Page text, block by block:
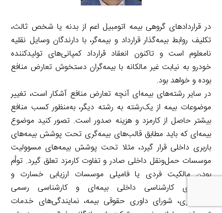
در قراردادهای گروهی بیمه اتومبیل اعم از بدنه یا شخص ثالث،
تکلیف روابط بیمه‌گذار قرارداد و بیمه‌گر، با دارندگان وسایل نقلیه
نامعلوم است و تاکنون انعقاد قرارداد کمپانی‌های تولیدکننده
خودرو به نیابت غیر مالکانه با بیمه‌گران دستخوش تعارض منافع
بوده و خواهد بود.
در سایر رشته‌های بیمه‌ای آنچه تعارض منافع آشکار است، تغییر
موضوعات بیمه از یک‌رشته به رشته دیگر، به‌منظور کسب منافع
بیشتر حاصل از کارمزد و هزینه صدور است. تصور کنید موضوع
بیمه‌ای که باید مطابق قالب‌های بیمه‌گری تحت پوشش بیمه‌های
باربری داخلی قرار گیرد، مثلا تحت پوشش بیمه‌های مسوولیت
موسسات حمل‌ونقل داخلی صادر و تفاوت کارمزد تعلق گیرد. توأم
بودن مالکیت فردی یا فامیلی موسسات ارزیابی خسارت و
مجوزهای کارشناسی داخلی بیمه‌ای و کارشناسی رسمی
دادگستری، شورای داوری حقوقی بیمه، نمایندگی‌های خدمات